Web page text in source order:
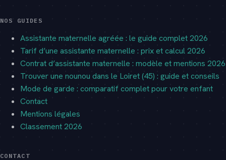
NOS GUIDES
Assistante maternelle agréée : le guide complet 2026
Tarif d’une assistante maternelle : prix et calcul 2026
Contrat d’assistante maternelle : modèle et mentions 2026
Trouver une nounou dans le Loiret (45) : guide et conseils
Mode de garde : comparatif complet pour votre enfant
Contact
Mentions légales
Classement 2026
CONTACT